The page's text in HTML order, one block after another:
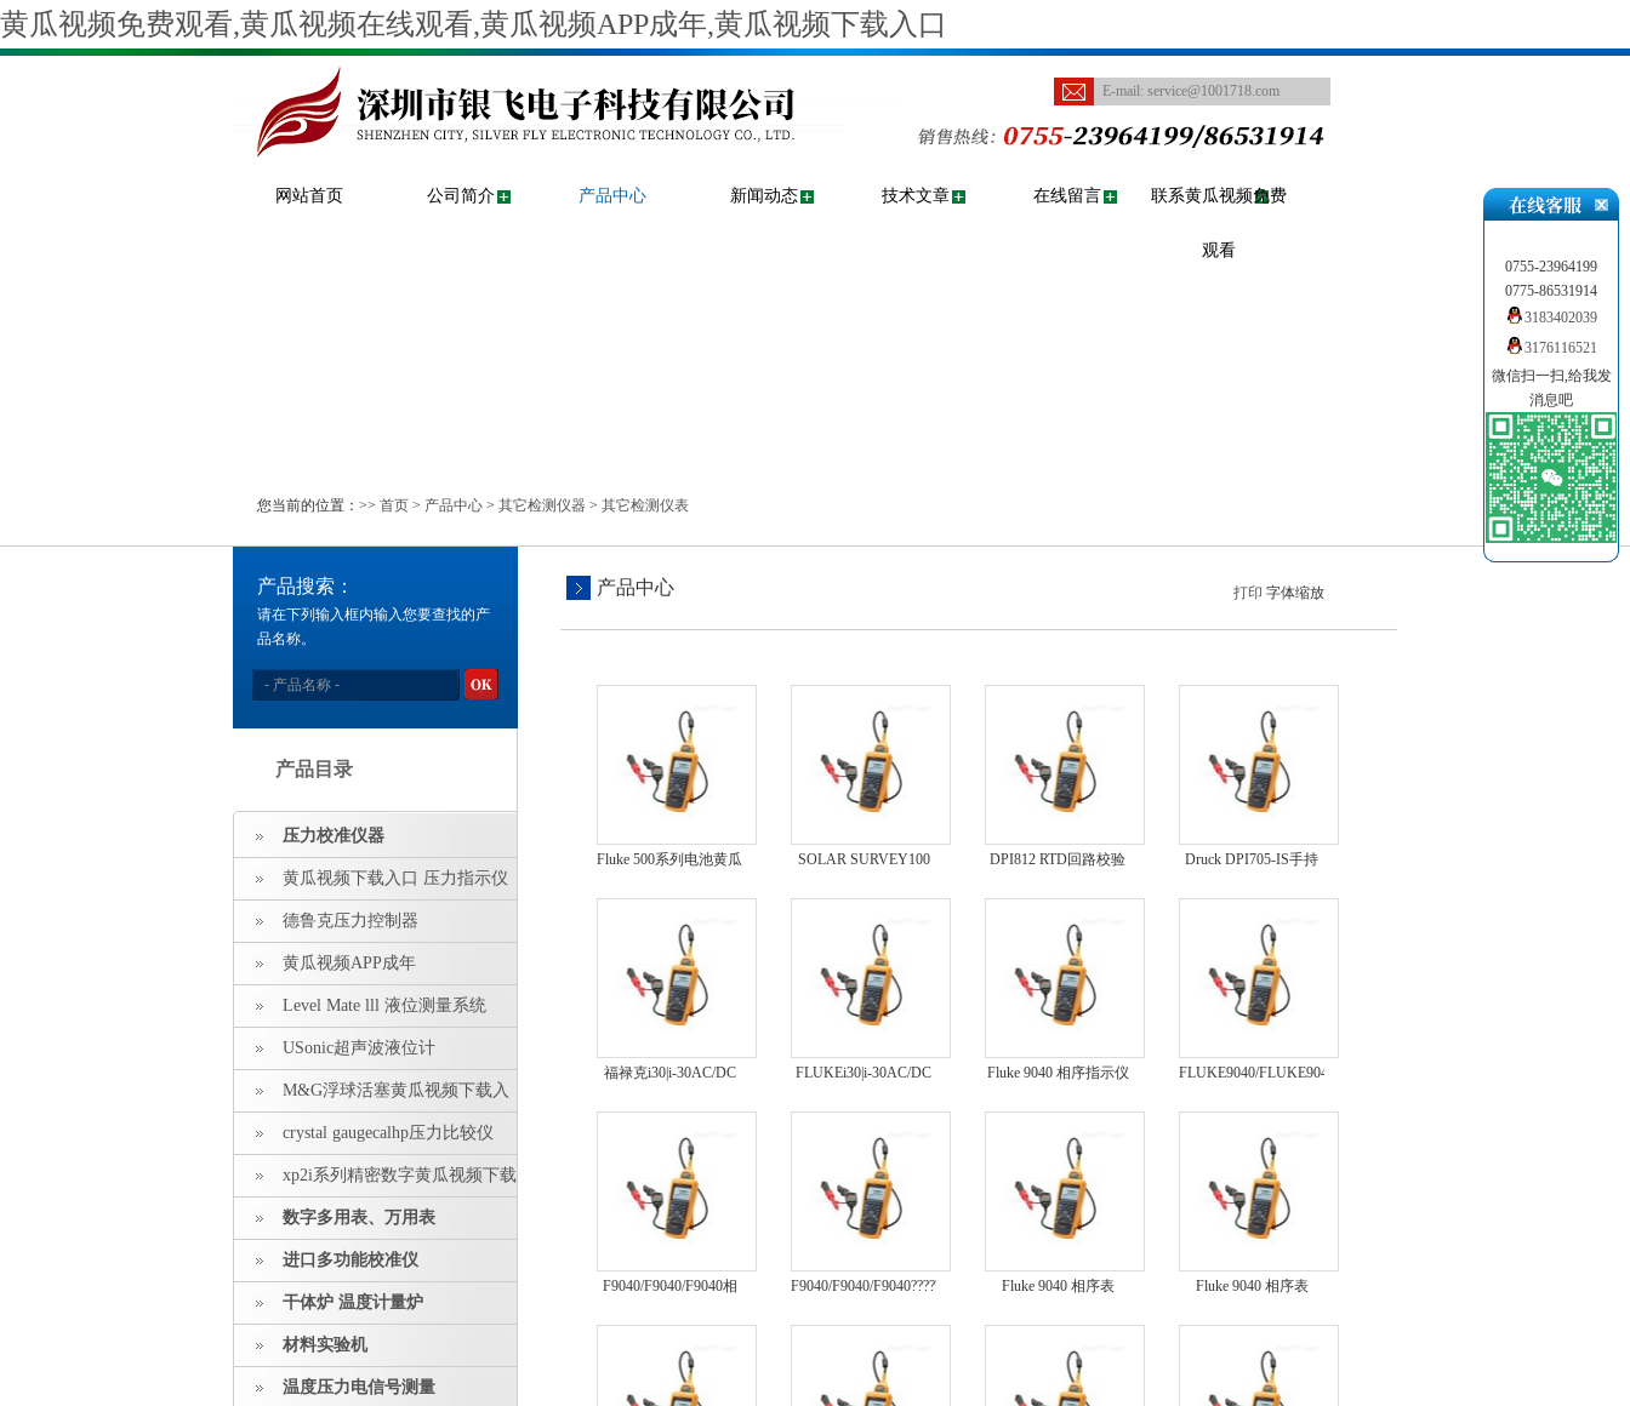
黄瓜视频免费观看,黄瓜视频在线观看,黄瓜视频APP成年,黄瓜视频下载入口
E-mail: service@1001718.com
网站首页 公司简介 产品中心 新闻动态 技术文章 在线留言 联系黄瓜视频免费
观看
您当前的位置：>> 首页 > 产品中心 > 其它检测仪器 > 其它检测仪表
产品搜索：
请在下列输入框内输入您要查找的产
品名称。
产品目录
压力校准仪器
黄瓜视频下载入口 压力指示仪
压力标准源德鲁克压力控制器
黄瓜视频APP成年
Level Mate lll 液位测量系统
USonic超声波液位计
M&G浮球活塞黄瓜视频下载入
crystal gaugecalhp压力比较仪
xp2i系列精密数字黄瓜视频下载
入口 数字多用表、万用表
进口多功能校准仪
干体炉 温度计量炉
材料实验机
温度压力电信号测量
产品中心 打印 字体缩放
Fluke 500系列电池黄瓜
SOLAR SURVEY100
DPI812 RTD回路校验
Druck DPI705-IS手持
福禄克i30|i-30AC/DC
FLUKEi30|i-30AC/DC
Fluke 9040 相序指示仪
FLUKE9040/FLUKE9040/F9040
F9040/F9040/F9040相
F9040/F9040/F9040????????? Fluke 9040 相序表
Fluke 9040 相序表
0755-23964199
0775-86531914
3183402039
3176116521
微信扫一扫,给我发
消息吧